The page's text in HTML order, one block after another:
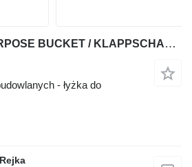
SID 4 IN 1 MULTIPURPOSE BUCKET / KLAPPSCHAUFEL 4IN1 (L4W1-3)
- łyżka do